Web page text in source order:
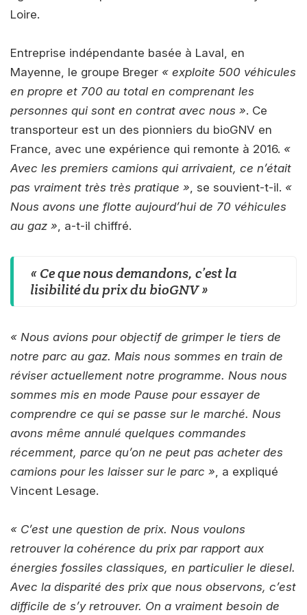
Loire.
Entreprise indépendante basée à Laval, en
Mayenne, le groupe Breger « exploite 500 véhicules
en propre et 700 au total en comprenant les
personnes qui sont en contrat avec nous ». Ce
transporteur est un des pionniers du bioGNV en
France, avec une expérience qui remonte à 2016. «
Avec les premiers camions qui arrivaient, ce n’était
pas vraiment très très pratique », se souvient-t-il. «
Nous avons une flotte aujourd’hui de 70 véhicules
au gaz », a-t-il chiffré.
« Ce que nous demandons, c’est la
lisibilité du prix du bioGNV »
« Nous avions pour objectif de grimper le tiers de
notre parc au gaz. Mais nous sommes en train de
réviser actuellement notre programme. Nous nous
sommes mis en mode Pause pour essayer de
comprendre ce qui se passe sur le marché. Nous
avons même annulé quelques commandes
récemment, parce qu’on ne peut pas acheter des
camions pour les laisser sur le parc », a expliqué
Vincent Lesage.
« C’est une question de prix. Nous voulons
retrouver la cohérence du prix par rapport aux
énergies fossiles classiques, en particulier le diesel.
Avec la disparité des prix que nous observons, c’est
difficile de s’y retrouver. On a vraiment besoin de